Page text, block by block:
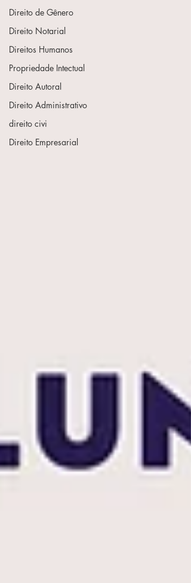
Direito de Gênero
Direito Notarial
Direitos Humanos
Propriedade Intectual
Direito Autoral
Direito Administrativo
direito civi
Direito Empresarial